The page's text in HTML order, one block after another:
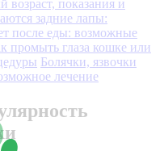
возраст, показания и
задние лапы:
после еды: возможные
промыть глаза кошке или
Болячки, язвочки
лечение